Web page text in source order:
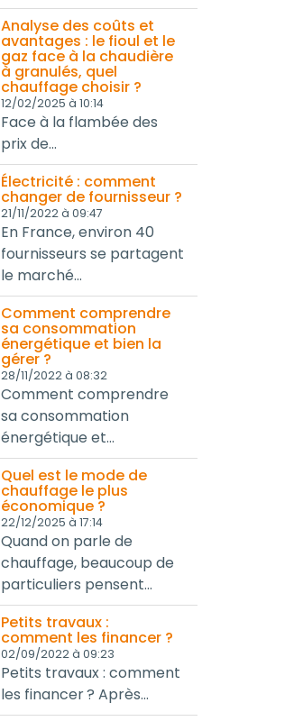
Analyse des coûts et
avantages : le fioul et le
gaz face à la chaudière
à granulés, quel
chauffage choisir ?
12/02/2025 à 10:14
Face à la flambée des
prix de...
Électricité : comment
changer de fournisseur ?
21/11/2022 à 09:47
En France, environ 40
fournisseurs se partagent
le marché...
Comment comprendre
sa consommation
énergétique et bien la
gérer ?
28/11/2022 à 08:32
Comment comprendre
sa consommation
énergétique et...
Quel est le mode de
chauffage le plus
économique ?
22/12/2025 à 17:14
Quand on parle de
chauffage, beaucoup de
particuliers pensent...
Petits travaux :
comment les financer ?
02/09/2022 à 09:23
Petits travaux : comment
les financer ? Après...